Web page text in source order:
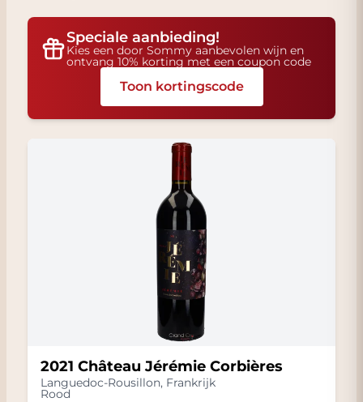
Speciale aanbieding!
Kies een door Sommy aanbevolen wijn en
ontvang 10% korting met een coupon code
Toon kortingscode
2021 Château Jérémie Corbières
Languedoc-Rousillon, Frankrijk
Rood